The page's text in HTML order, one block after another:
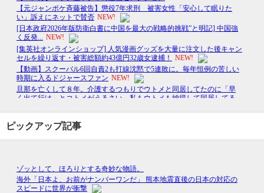
ピックアップ記事